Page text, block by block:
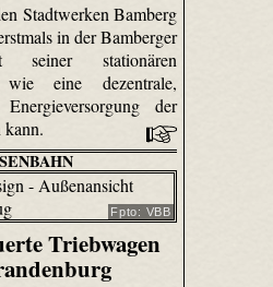
Stadtwerken Bamberg
in der Bamberger
seiner stationären
wie eine dezentrale,
der
kann.
Fpto: VBB
Triebwagen